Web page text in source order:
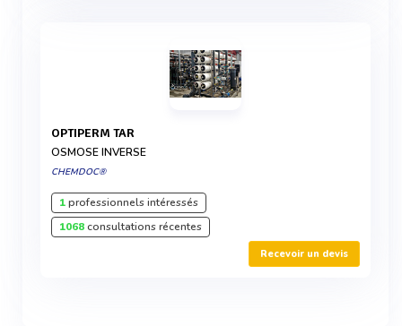
OPTIPERM TAR
OSMOSE INVERSE
CHEMDOC®
1professionnels intéressés
1068consultations récentes
Recevoir un devis